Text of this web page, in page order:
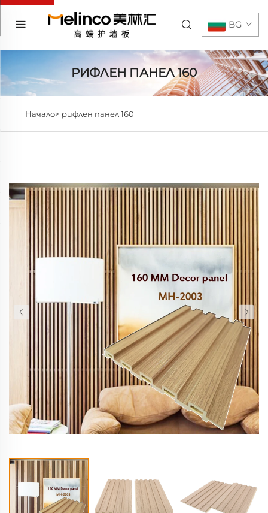
BG
РИФЛЕН ПАНЕЛ 160
Начало> рифлен панел 160